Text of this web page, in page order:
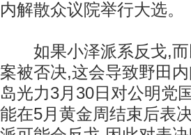
内解散众议院举行大选。
如果小泽派系反戈,而
案被否决,这会导致野田
岛光力3月30日对公明党
能在5月黄金周结束后表